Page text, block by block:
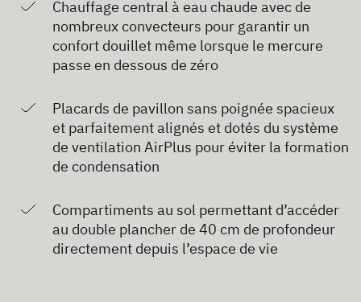
Chauffage central à eau chaude avec de
nombreux convecteurs pour garantir un
confort douillet même lorsque le mercure
passe en dessous de zéro
Placards de pavillon sans poignée spacieux
et parfaitement alignés et dotés du système
de ventilation AirPlus pour éviter la formation
de condensation
Compartiments au sol permettant d’accéder
au double plancher de 40 cm de profondeur
directement depuis l’espace de vie